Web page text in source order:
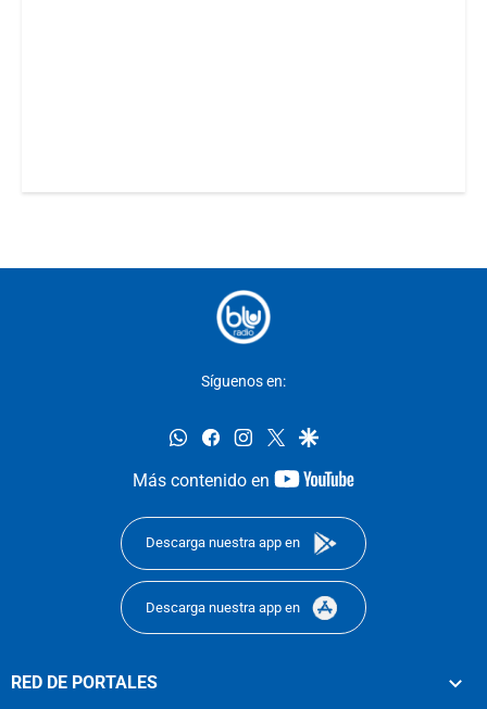
Síguenos en:
whatsappfacebookinstagram
twittergoogle
Más contenido en
youtube-
Descarga nuestra app en
Descarga nuestra app en
RED DE PORTALES